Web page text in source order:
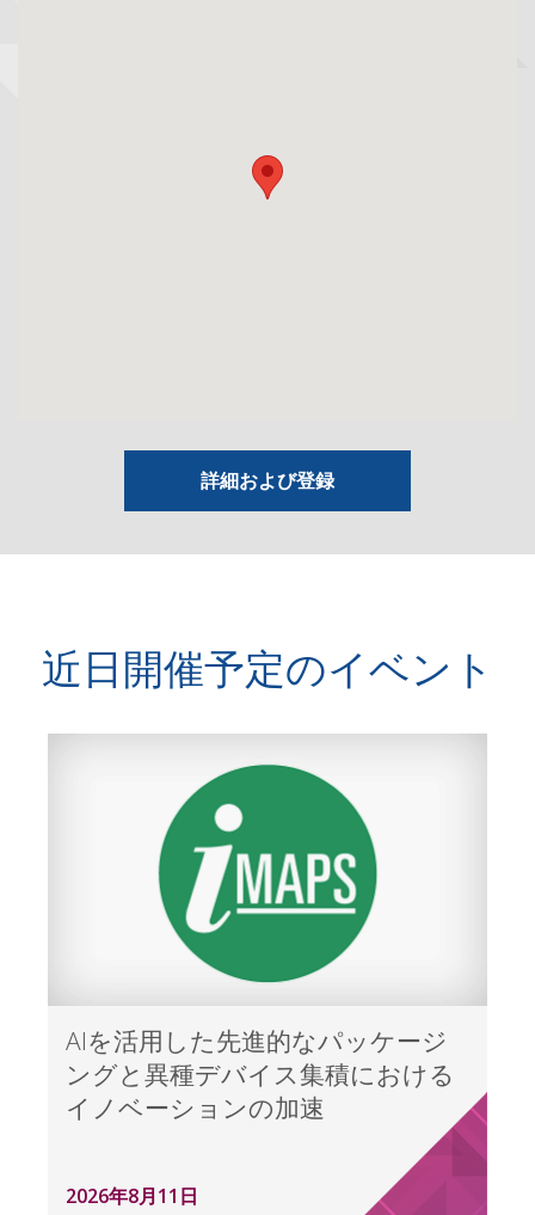
詳細および登録
近日開催予定のイベント
AIを活用した先進的なパッケージ
ングと異種デバイス集積における
イノベーションの加速
2026年8月11日